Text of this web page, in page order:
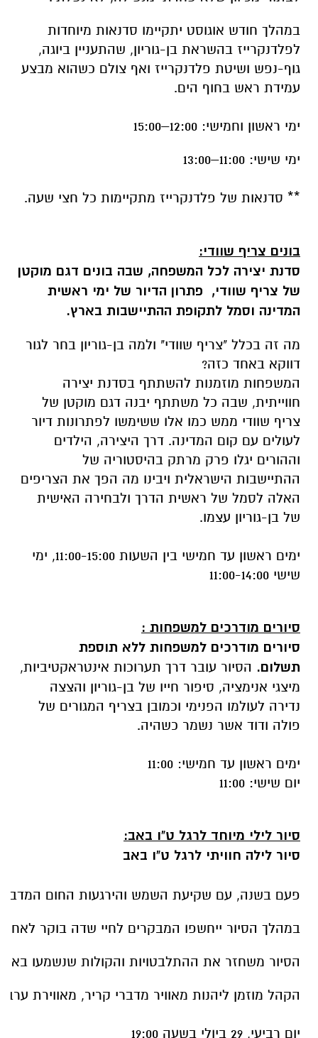
במהלך חודש אוגוסט יתקיימו סדנאות מיוחדות
לפלדנקרייז בהשראת בן-גוריון, שהתעניין ביוגה,
גוף-נפש ושיטת פלדנקרייז ואף צולם כשהוא מבצע
עמידת ראש בחוף הים.
ימי ראשון וחמישי: 12:00–15:00
ימי שישי: 11:00–13:00
** סדנאות של פלדנקרייז מתקיימות כל חצי שעה.
בונים צריף שוודי:
סדנת יצירה לכל המשפחה, שבה בונים דגם מוקטן
של צריף שוודי, פתרון הדיור של ימי ראשית
המדינה וסמל לתקופת ההתיישבות בארץ.
מה זה בכלל "צריף שוודי" ולמה בן-גוריון בחר לגור
דווקא באחד כזה?
המשפחות מוזמנות להשתתף בסדנת יצירה
חווייתית, שבה כל משתתף יבנה דגם מוקטן של
צריף שוודי ממש כמו אלו ששימשו לפתרונות דיור
לעולים עם קום המדינה. דרך היצירה, הילדים
וההורים יגלו פרק מרתק בהיסטוריה של
ההתיישבות הישראלית ויבינו מה הפך את הצריפים
האלה לסמל של ראשית הדרך ולבחירה האישית
של בן-גוריון עצמו.
ימים ראשון עד חמישי בין השעות 11:00-15:00, ימי
שישי 11:00-14:00
סיורים מודרכים למשפחות :
סיורים מודרכים למשפחות ללא תוספת
תשלום. הסיור עובר דרך תערוכות אינטראקטיביות,
מיצגי אנימציה, סיפור חייו של בן-גוריון והצצה
נדירה לעולמו הפנימי וכמובן בצריף המגורים של
פולה ודוד אשר נשמר כשהיה.
ימים ראשון עד חמישי: 11:00
יום שישי: 11:00
סיור לילי מיוחד לרגל ט"ו באב:
סיור לילה חוויתי לרגל ט"ו באב
פעם בשנה, עם שקיעת השמש והירגעות החום
במהלך הסיור ייחשפו המבקרים לחיי שדה בוקר לאחר
הסיור משחזר את ההתלבטויות והקולות שנשמעו
הקהל מוזמן ליהנות מאוויר מדברי קריר, מאווירת ערב
יום רביעי, 29 ביולי בשעה